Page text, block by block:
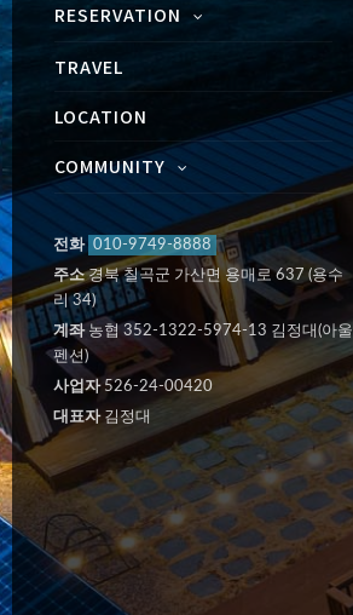
RESERVATION
TRAVEL
LOCATION
COMMUNITY
전화 010-9749-8888
주소경북 칠곡군 가산면 용매로 637 (용수
리 34)
계좌농협 352-1322-5974-13 김정대(아울
펜션)
사업자526-24-00420
대표자김정대